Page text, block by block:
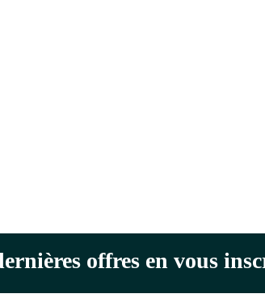
offres en vous